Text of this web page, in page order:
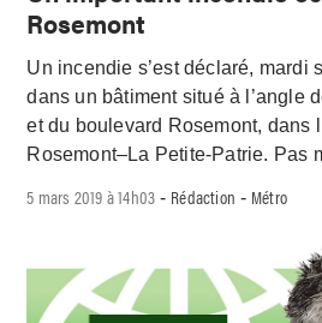
Rosemont
Un incendie s’est déclaré, mardi
dans un bâtiment situé à l’angle
et du boulevard Rosemont, dans
Rosemont–La Petite-Patrie. Pas
5 mars 2019 à 14h03 - Rédaction - Métro